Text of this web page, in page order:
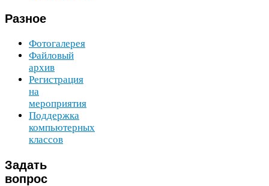
Разное
Фотогалерея
Файловый
архив
Регистрация
на
мероприятия
Поддержка
компьютерных
классов
Задать
вопрос